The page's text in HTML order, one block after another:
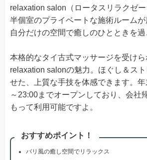
relaxation salon（ロータスリラクゼー
半個室のプライベートな施術ルームが
自分だけの空間で癒しのひとときを過
本格的なタイ古式マッサージを受け
relaxation salonの魅力。ほぐし＆ス
せた、上質な手技を体感できます。
～23:00までオープンしており、会社
もって利用可能ですよ。
おすすめポイント！
バリ風の癒し空間でリラックス